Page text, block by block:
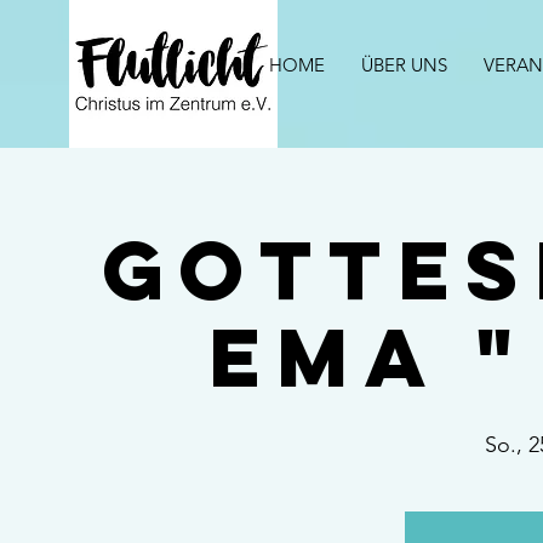
HOME ÜBER UNS
ema
So.,